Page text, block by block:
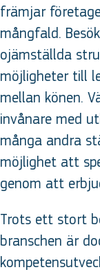
främjar
mångfald.
ojämställda
möjligheter till
mellan könen.
invånare med
många andra
möjlighet att
genom att
Trots ett stort
branschen är